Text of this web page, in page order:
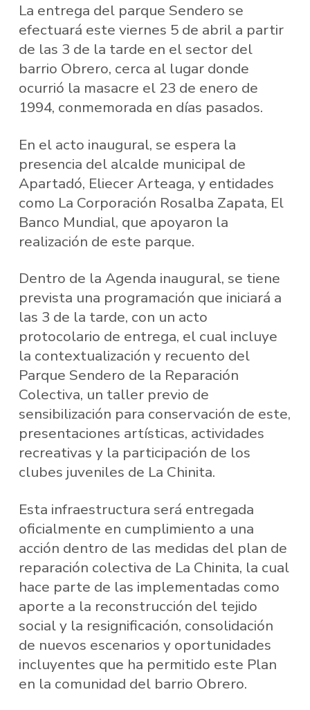
La entrega del parque Sendero se
efectuará este viernes 5 de abril a partir
de las 3 de la tarde en el sector del
barrio Obrero, cerca al lugar donde
ocurrió la masacre el 23 de enero de
1994, conmemorada en días pasados.
En el acto inaugural, se espera la
presencia del alcalde municipal de
Apartadó, Eliecer Arteaga, y entidades
como La Corporación Rosalba Zapata, El
Banco Mundial, que apoyaron la
realización de este parque.
Dentro de la Agenda inaugural, se tiene
prevista una programación que iniciará a
las 3 de la tarde, con un acto
protocolario de entrega, el cual incluye
la contextualización y recuento del
Parque Sendero de la Reparación
Colectiva, un taller previo de
sensibilización para conservación de este,
presentaciones artísticas, actividades
recreativas y la participación de los
clubes juveniles de La Chinita.
Esta infraestructura será entregada
oficialmente en cumplimiento a una
acción dentro de las medidas del plan de
reparación colectiva de La Chinita, la cual
hace parte de las implementadas como
aporte a la reconstrucción del tejido
social y la resignificación, consolidación
de nuevos escenarios y oportunidades
incluyentes que ha permitido este Plan
en la comunidad del barrio Obrero.